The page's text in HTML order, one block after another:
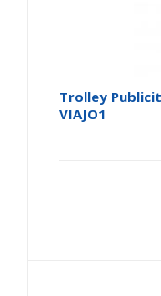
Trolley
VIAJO1